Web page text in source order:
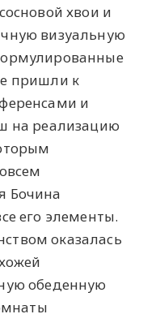
хвои и
визуальную
пришли к
и
на реализацию
Бочина
его элементы.
оказалась
обеденную